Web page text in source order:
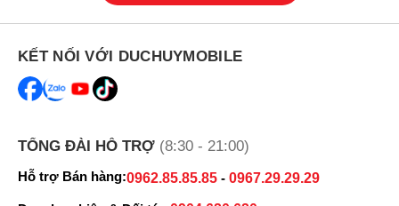
KẾT NỐI VỚI DUCHUYMOBILE
TỔNG ĐÀI HỖ TRỢ (8:30 - 21:00)
Hỗ trợ Bán hàng:0962.85.85.85 - 0967.29.29.29